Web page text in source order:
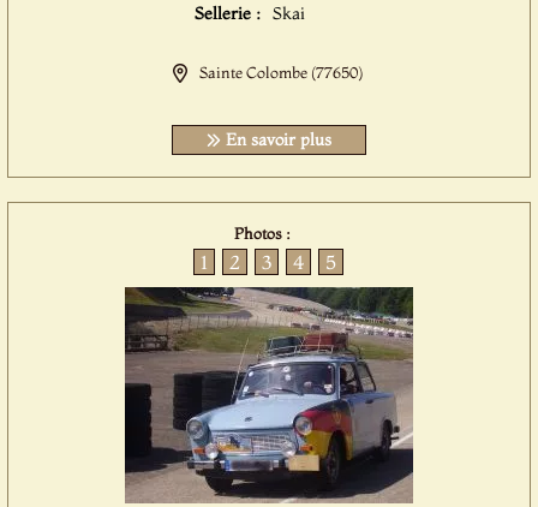
Sellerie : Skai
Sainte Colombe (77650)
En savoir plus
Photos :
1 2 3 4 5